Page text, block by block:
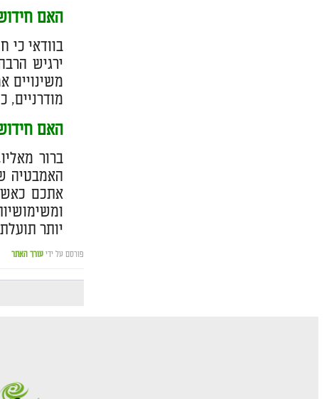
האם
בוודאי
ירגיש
משינויים
מודרניים,
האם
ברור
האמבטיה
אתכם
יותר
פורסם על ידי עורך האתר